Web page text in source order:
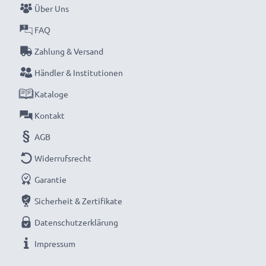
aufladen.
Verpassen Sie nie wieder einen Moment mit dem
bestellen mit schneller Lieferung und 3 Jahren
Garantie!
Über Uns
FAQ
Zahlung & Versand
Händler & Institutionen
Kataloge
Kontakt
AGB
Widerrufsrecht
Garantie
Sicherheit & Zertifikate
Datenschutzerklärung
Impressum